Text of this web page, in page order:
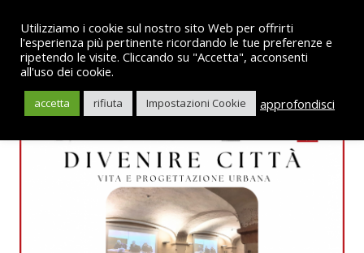
Utilizziamo i cookie sul nostro sito Web per offrirti
l'esperienza più pertinente ricordando le tue preferenze e
ripetendo le visite. Cliccando su "Accetta", acconsenti
all'uso dei cookie.
accetta rifiuta Impostazioni Cookie approfondisci